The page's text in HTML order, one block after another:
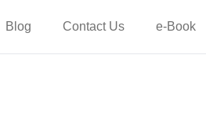
Blog Contact Us e-Book